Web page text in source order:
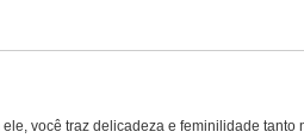
você traz delicadeza e feminilidade